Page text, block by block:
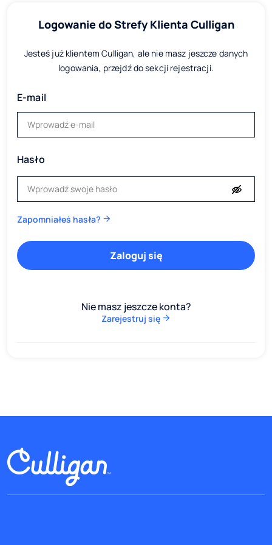
Logowanie do Strefy Klienta Culligan
Jesteś już klientem Culligan, ale nie masz jeszcze danych
logowania, przejdź do sekcji rejestracji.
E-mail
Hasło
Zapomniałeś hasła?
Nie masz jeszcze konta?
Zarejestruj się